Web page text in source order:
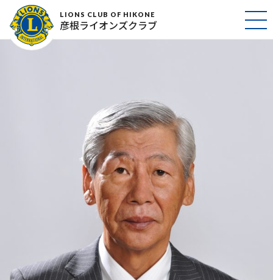
LIONS CLUB OF HIKONE
彦根ライオンズクラブ
樋口久雄
2017年2月24日